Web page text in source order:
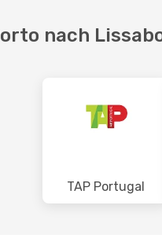
nach
TAP Portugal